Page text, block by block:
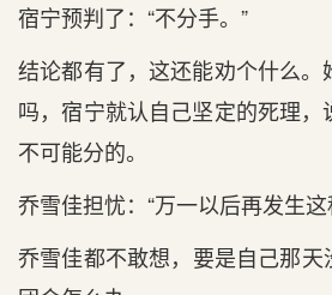
宿宁预判了：“不‌分手。”
结论都有了，这还能劝个什么
吗，宿宁就认自己坚定的死理
不‌可能分的。
乔雪佳担忧：“万一以后‌再发生
乔雪佳都不‌敢想，要是‌自己那